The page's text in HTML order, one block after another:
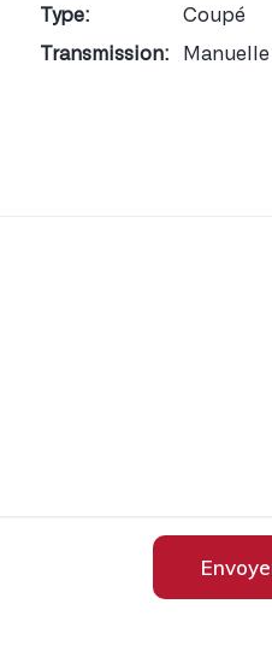
Type:
Coupé
Transmission:
Manuelle